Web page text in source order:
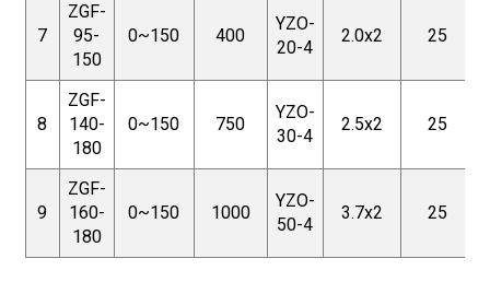
7
ZGF-
95-
150
0~150 400
YZO-
20-4
2.0x2 25
8
ZGF-
140-
180
0~150 750
YZO-
30-4
2.5x2 25
9
ZGF-
160-
180
0~150 1000
YZO-
50-4
3.7x2 25